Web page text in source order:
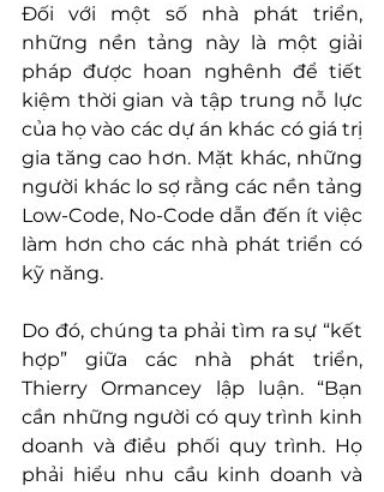
Đối với một số nhà phát triển,
những nền tảng này là một giải
pháp được hoan nghênh để tiết
kiệm thời gian và tập trung nỗ lực
của họ vào các dự án khác có giá trị
gia tăng cao hơn. Mặt khác, những
người khác lo sợ rằng các nền tảng
Low-Code, No-Code dẫn đến ít việc
làm hơn cho các nhà phát triển có
kỹ năng.
Do đó, chúng ta phải tìm ra sự “kết
hợp” giữa các nhà phát triển,
Thierry Ormancey lập luận. “Bạn
cần những người có quy trình kinh
doanh và điều phối quy trình. Họ
phải hiểu nhu cầu kinh doanh và